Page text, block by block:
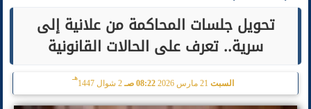
تحويل جلسات المحاكمة من علانية إلى
سرية.. تعرف على الحالات القانونية
السبت 08:22 صـ 2 شوال 1447
هـ